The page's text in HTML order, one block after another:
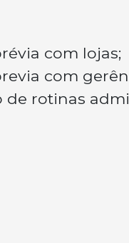
com lojas;
com
rotinas